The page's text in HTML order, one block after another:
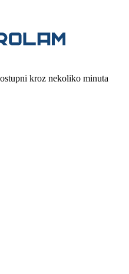
kroz nekoliko minuta